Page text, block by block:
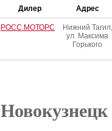
Дилер Адрес
РОСС МОТОРС
Нижний Тагил,
ул. Максима
Горького
Новокузнецк